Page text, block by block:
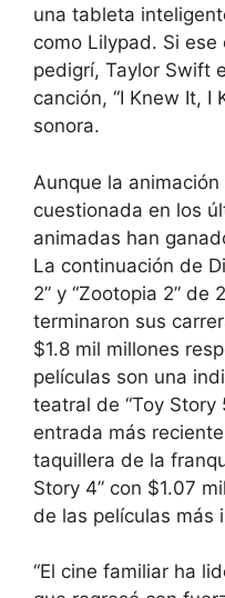
una tableta
como Lilypad. Si
pedigrí, Taylor Swift
canción, “I Knew It, I
sonora.
Aunque la
cuestionada en los
animadas han
La continuación de
2” y “Zootopia 2” de
terminaron sus
$1.8 mil millones
películas son una
teatral de “Toy Story
entrada más
taquillera de la
Story 4” con $1.07
de las películas más
“El cine familiar ha